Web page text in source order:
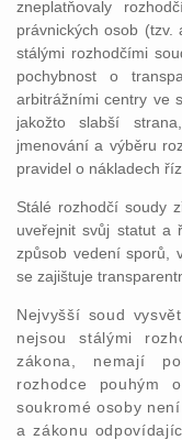
zneplatňovaly
právnických osob
stálými rozhodčími
pochybnost o
arbitrážními centry ve
jakožto slabší
jmenování a výběru
pravidel o nákladech
Stálé rozhodčí soudy
uveřejnit svůj statut a
způsob vedení sporů,
se zajištuje
Nejvyšší soud
nejsou stálými
zákona, nemají
rozhodce pouhým
soukromé osoby
a zákonu